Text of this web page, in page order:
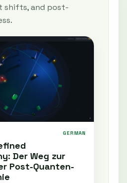
shifts, and post-
GERMAN
Der Weg zur
Post-Quanten-